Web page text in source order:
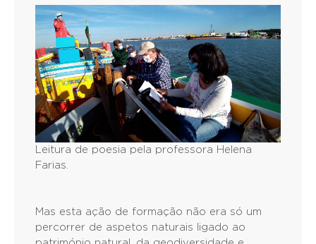
Leitura de poesia pela professora Helena
Farias.
Mas esta ação de formação não era só um
percorrer de aspetos naturais ligado ao